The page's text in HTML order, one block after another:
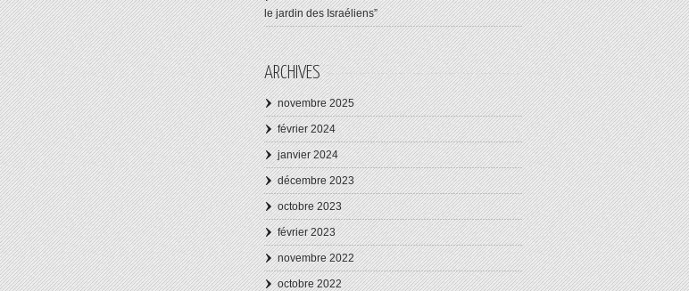
le jardin des Israéliens”
ARCHIVES
novembre 2025
février 2024
janvier 2024
décembre 2023
octobre 2023
février 2023
novembre 2022
octobre 2022